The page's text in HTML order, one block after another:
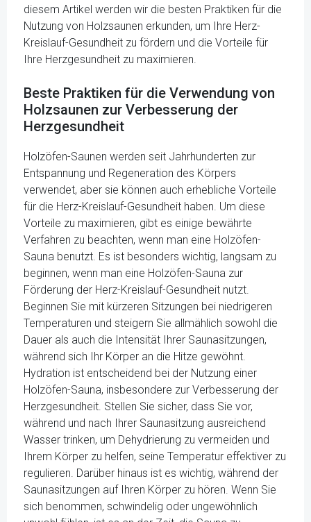
diesem Artikel werden wir die besten Praktiken für die
Nutzung von Holzsaunen erkunden, um Ihre Herz-
Kreislauf-Gesundheit zu fördern und die Vorteile für
Ihre Herzgesundheit zu maximieren.
Beste Praktiken für die Verwendung von
Holzsaunen zur Verbesserung der
Herzgesundheit
Holzöfen-Saunen werden seit Jahrhunderten zur
Entspannung und Regeneration des Körpers
verwendet, aber sie können auch erhebliche Vorteile
für die Herz-Kreislauf-Gesundheit haben. Um diese
Vorteile zu maximieren, gibt es einige bewährte
Verfahren zu beachten, wenn man eine Holzöfen-
Sauna benutzt. Es ist besonders wichtig, langsam zu
beginnen, wenn man eine Holzöfen-Sauna zur
Förderung der Herz-Kreislauf-Gesundheit nutzt.
Beginnen Sie mit kürzeren Sitzungen bei niedrigeren
Temperaturen und steigern Sie allmählich sowohl die
Dauer als auch die Intensität Ihrer Saunasitzungen,
während sich Ihr Körper an die Hitze gewöhnt.
Hydration ist entscheidend bei der Nutzung einer
Holzöfen-Sauna, insbesondere zur Verbesserung der
Herzgesundheit. Stellen Sie sicher, dass Sie vor,
während und nach Ihrer Saunasitzung ausreichend
Wasser trinken, um Dehydrierung zu vermeiden und
Ihrem Körper zu helfen, seine Temperatur effektiver zu
regulieren. Darüber hinaus ist es wichtig, während der
Saunasitzungen auf Ihren Körper zu hören. Wenn Sie
sich benommen, schwindelig oder ungewöhnlich